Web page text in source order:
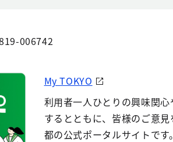
006742
My TOKYO
利用者一人ひとりの興味関
するとともに、皆様のご意
都の公式ポータルサイトです。